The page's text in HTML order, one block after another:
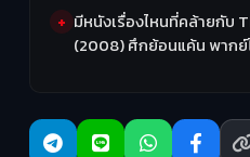
มีหนังเรื่องไหนที่คล้ายกับ
(2008) ศึกย้อนแค้น พากย์